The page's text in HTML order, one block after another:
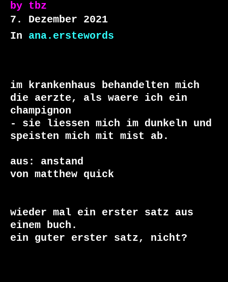
by tbz
7. Dezember 2021
In ana.erstewords
im krankenhaus behandelten mich
die aerzte, als waere ich ein
champignon
- sie liessen mich im dunkeln und
speisten mich mit mist ab.
aus: anstand
von matthew quick
wieder mal ein erster satz aus
einem buch.
ein guter erster satz, nicht?